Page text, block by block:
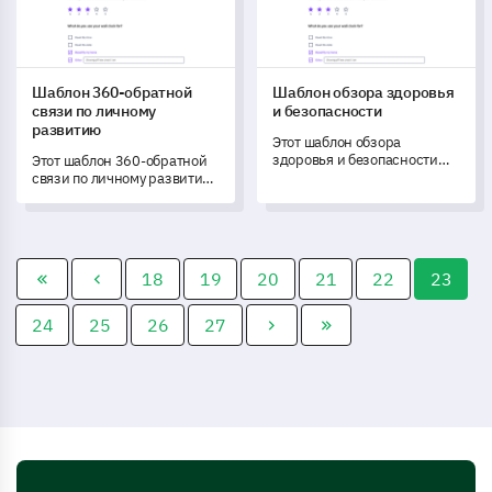
Шаблон 360-обратной
связи по личному
развитию
Этот шаблон 360-обратной
связи по личному развитию
роста.
Шаблон обзора здоровья
и безопасности
Этот шаблон обзора
здоровья и безопасности
18 19 20 21 22 23
24 25 26 27